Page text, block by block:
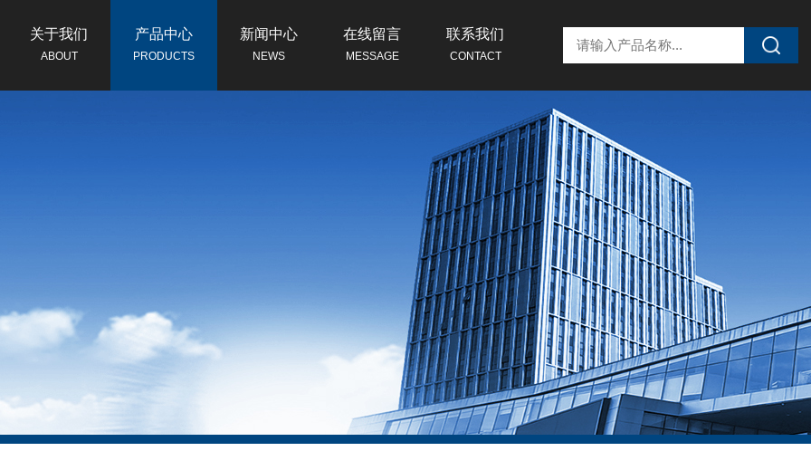
关于我们
ABOUT
产品中心
PRODUCTS
新闻中心
NEWS
在线留言
MESSAGE
联系我们
CONTACT